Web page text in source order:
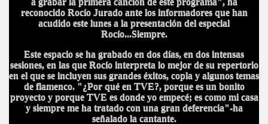
reconocido Rocío Jurado ante los informadores que han
acudido este lunes a la presentación del especial
Rocío...Siempre.
Este espacio se ha grabado en dos días, en dos intensas
sesiones, en las que Rocío interpreta lo mejor de su repertorio
en el que se incluyen sus grandes éxitos, copla y algunos temas
de flamenco. "¿Por qué en TVE?, porque es un bonito
proyecto y porque TVE es donde yo empecé; es como mi casa
y siempre me ha tratado con una gran deferencia"-ha
señalado la cantante.